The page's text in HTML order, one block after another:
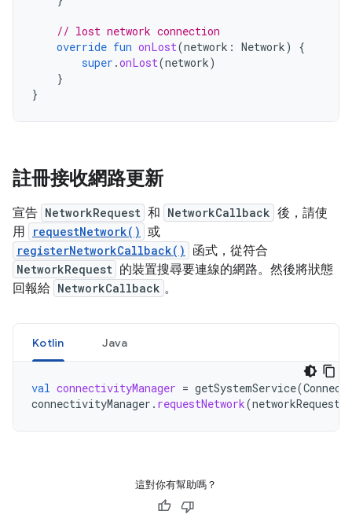
// lost network connection
override fun onLost(network : Network)
{
super .onLost(network)
}
}
註冊接收網路更新
宣告 NetworkRequest 和 NetworkCallback 後，請使
用
requestNetwork() 或
registerNetworkCallback() 函式，從符合
NetworkRequest 的裝置搜尋要連線的網路。然後將狀態
回報給 NetworkCallback 。
Kotlin Java
val connectivityManager = getSystemService(
connectivityManager . requestNetwork(networkRequest
這對你有幫助嗎？